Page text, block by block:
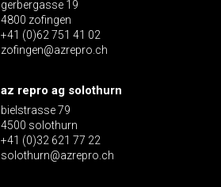
gerbergasse 19
4800 zofingen
+41 (0)62 751 41 02
zofingen@azrepro.ch
az repro ag solothurn
bielstrasse 79
4500 solothurn
+41 (0)32 621 77 22
solothurn@azrepro.ch